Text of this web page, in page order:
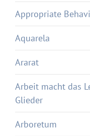
Appropriate
Aquarela
Ararat
Arbeit macht das
Glieder
Arboretum